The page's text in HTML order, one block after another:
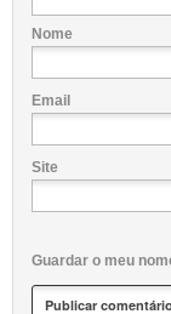
Nome
Email
Site
Guardar o meu